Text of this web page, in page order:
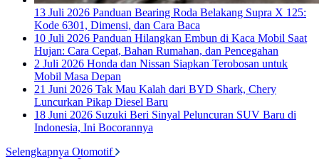
13 Juli 2026 Panduan Bearing Roda Belakang Supra X 125:
Kode 6301, Dimensi, dan Cara Baca
10 Juli 2026 Panduan Hilangkan Embun di Kaca Mobil Saat
Hujan: Cara Cepat, Bahan Rumahan, dan Pencegahan
2 Juli 2026 Honda dan Nissan Siapkan Terobosan untuk
Mobil Masa Depan
21 Juni 2026 Tak Mau Kalah dari BYD Shark, Chery
Luncurkan Pikap Diesel Baru
18 Juni 2026 Suzuki Beri Sinyal Peluncuran SUV Baru di
Indonesia, Ini Bocorannya
Selengkapnya Otomotif